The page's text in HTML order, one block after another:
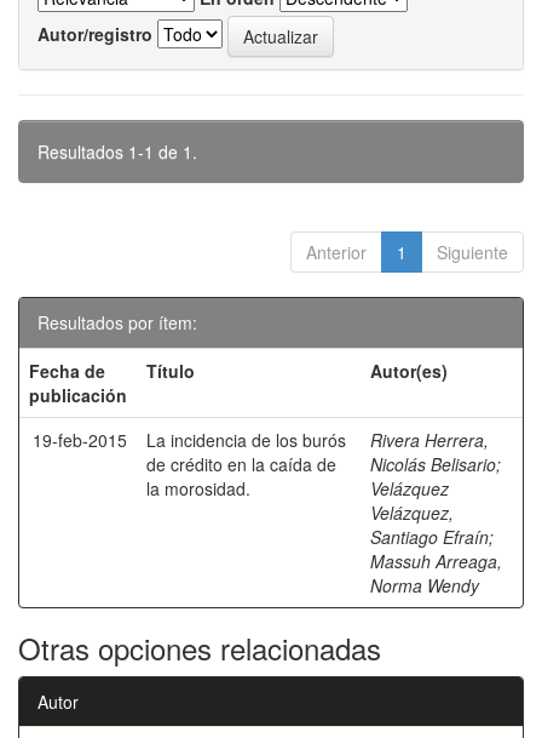
Autor/registro
Resultados 1-1 de 1.
Anterior 1 Siguiente
Resultados por ítem:
Fecha de
publicación
Título Autor(es)
19-feb-2015
La incidencia de los burós
de crédito en la caída de
la morosidad.
Rivera Herrera,
Nicolás Belisario;
Velázquez
Velázquez,
Santiago Efraín;
Massuh Arreaga,
Norma Wendy
Otras opciones relacionadas
Autor